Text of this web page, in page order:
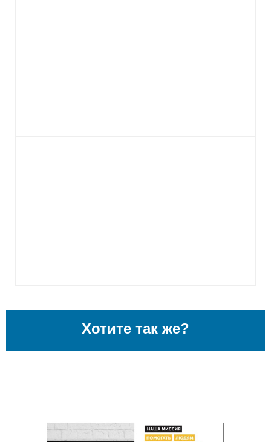
Хотите так же?